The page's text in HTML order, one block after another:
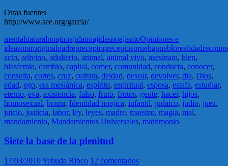
Otras fuentes
http://www.see.org/garcia/
mentalnaturalnoajnoajidanoajidasnoajismoOpiniones e
ideasoraroriginalpadrepreceptopreceptospruebapueblorealidad
acto, adivino, adulterio, animal, animal vivo, asesinato, bien,
blasfemia, cambio, capital, comer, comunidad, conducta, conocer,
consulta, cortes, cruz, cultura, deidad, desear, devolver, dia, Dios,
edad, ego, era mesiánica, espíritu, espiritual, esposa, estafa, estudiar,
eterno, eva, existencia, falso, fruto, frutos, gente, hacer, hijos,
homosexual, honra, Identidad noajica, infantil, judaico, judio, juez,
juicio, justicia, labor, ley, leyes, madre, maestro, magia, mal,
mandamiento, Mandamientos Universales, matrimonio
Siete la base de la plenitud
17/03/2010Yehuda Ribco 12 comentarios